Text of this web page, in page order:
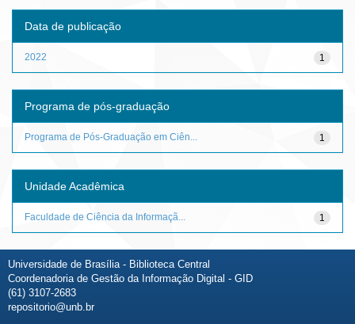
Data de publicação
1
2022
Programa de pós-graduação
1
Programa de Pós-Graduação em Ciên...
Unidade Acadêmica
1
Faculdade de Ciência da Informaçã...
Universidade de Brasília - Biblioteca Central
Coordenadoria de Gestão da Informação Digital - GID
(61) 3107-2683
repositorio@unb.br